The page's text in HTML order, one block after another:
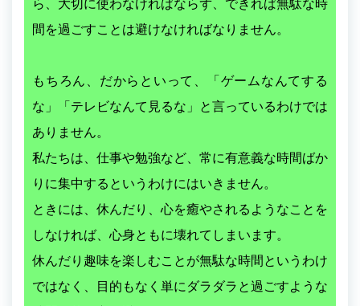
ら、大切に使わなければならず、できれば無駄な時
間を過ごすことは避けなければなりません。
もちろん、だからといって、「ゲームなんてする
な」「テレビなんて見るな」と言っているわけでは
ありません。
私たちは、仕事や勉強など、常に有意義な時間ばか
りに集中するというわけにはいきません。
ときには、休んだり、心を癒やされるようなことを
しなければ、心身ともに壊れてしまいます。
休んだり趣味を楽しむことが無駄な時間というわけ
ではなく、目的もなく単にダラダラと過ごすような